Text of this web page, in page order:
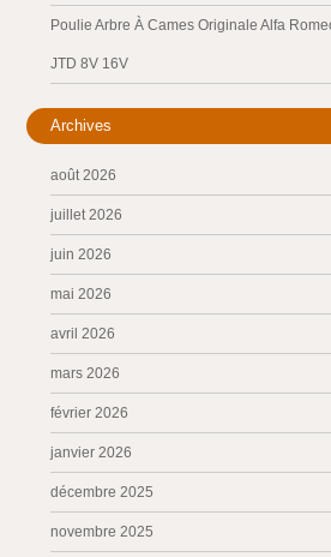
Poulie Arbre À Cames Originale Alfa
JTD 8V 16V
Archives
août 2026
juillet 2026
juin 2026
mai 2026
avril 2026
mars 2026
février 2026
janvier 2026
décembre 2025
novembre 2025